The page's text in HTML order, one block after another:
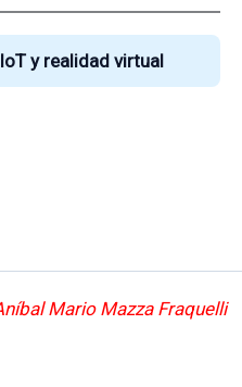
y realidad virtual
Mario Mazza Fraquelli